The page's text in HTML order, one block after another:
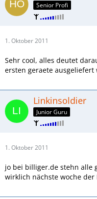
Senior Profi
1. Oktober 2011
Sehr cool, alles deutet
ersten geraete ausgeliefert
Linkinsoldier
Junior Guru
1. Oktober 2011
jo bei billiger.de stehn alle
wirklich nächste woche der